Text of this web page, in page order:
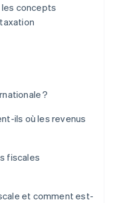
concepts
?
ils où les revenus
fiscales
et comment est-